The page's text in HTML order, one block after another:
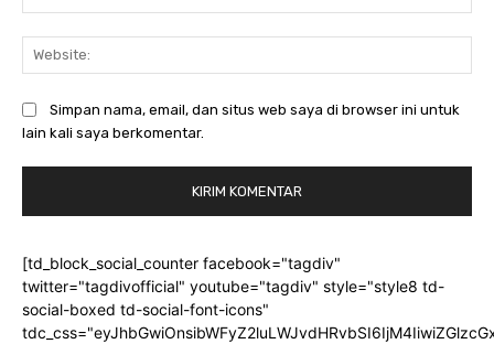
Simpan nama, email, dan situs web saya di browser ini untuk
lain kali saya berkomentar.
[td_block_social_counter facebook="tagdiv"
twitter="tagdivofficial" youtube="tagdiv" style="style8 td-
social-boxed td-social-font-icons"